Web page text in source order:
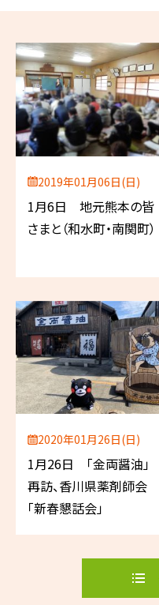
2019年01月06日(日)
1月6日 地元熊本の皆
さまと（和水町・南関町）
2020年01月26日(日)
1月26日 「金両醤油」
再訪、香川県薬剤師会
「新春懇話会」